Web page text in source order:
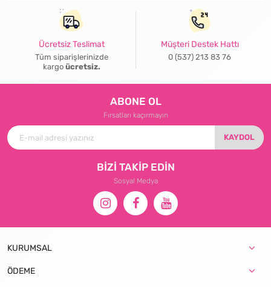
Ücretsiz Teslimat
Tüm siparişlerinizde
kargo ücretsiz.
Müşteri Destek Hattı
0 (537) 213 83 76
ABONE OL
Fırsatları kaçırmayın
KAYDOL
BİZİ TAKİP EDİN
Sosyal Medya
KURUMSAL
ÖDEME